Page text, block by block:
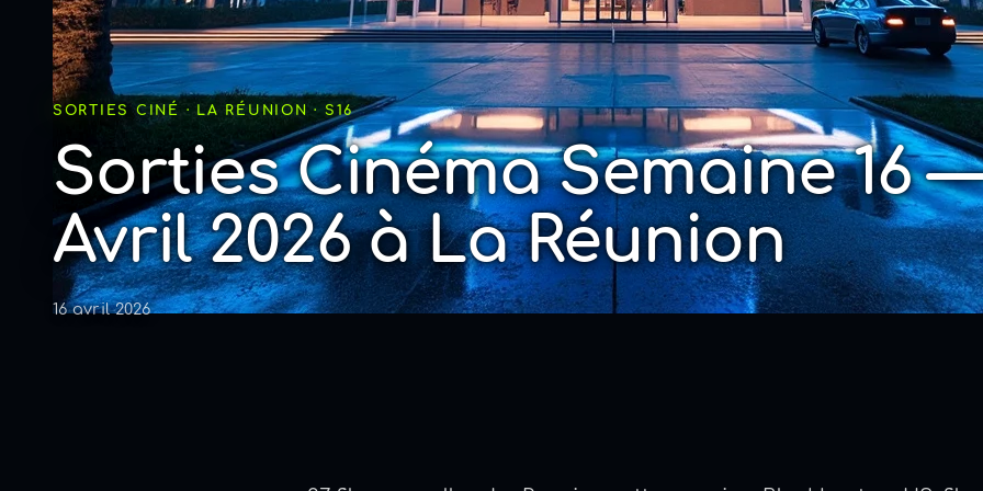
SORTIES CINÉ · LA RÉUNION · S16
Sorties Cinéma Semaine 16
Avril 2026 à La Réunion
16 avril 2026